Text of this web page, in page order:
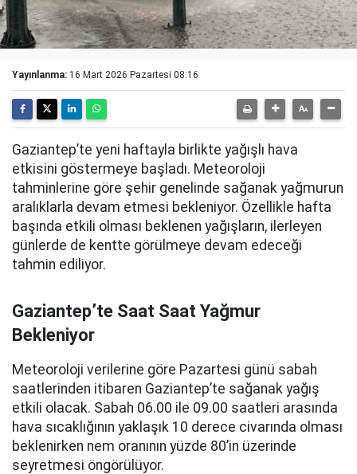
Yayınlanma: 16 Mart 2026 Pazartesi 08:16
Gaziantep’te yeni haftayla birlikte yağışlı hava
etkisini göstermeye başladı. Meteoroloji
tahminlerine göre şehir genelinde sağanak yağmurun
aralıklarla devam etmesi bekleniyor. Özellikle hafta
başında etkili olması beklenen yağışların, ilerleyen
günlerde de kentte görülmeye devam edeceği
tahmin ediliyor.
Gaziantep’te Saat Saat Yağmur
Bekleniyor
Meteoroloji verilerine göre Pazartesi günü sabah
saatlerinden itibaren Gaziantep’te sağanak yağış
etkili olacak. Sabah 06.00 ile 09.00 saatleri arasında
hava sıcaklığının yaklaşık 10 derece civarında olması
beklenirken nem oranının yüzde 80’in üzerinde
seyretmesi öngörülüyor.